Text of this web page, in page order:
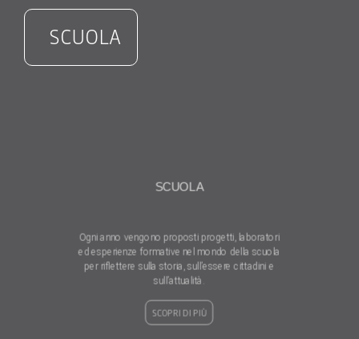
SCUOLA
SCUOLA
Ogni anno vengono proposti progetti, laboratori
ed esperienze formative nel mondo della scuola
per riflettere sulla storia, sull’essere cittadini e
sull’attualità.
SCOPRI DI PIÙ